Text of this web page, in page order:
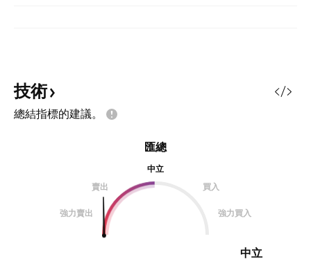
技術
總結指標的建議。
匯總
中立
賣出
買入
強力賣出 強力買入
中立